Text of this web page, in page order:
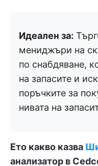
Идеален за:
мениджъри на
по снабдяване,
на запасите и
поръчките за
нивата на
Ето какво казва
анализатор в